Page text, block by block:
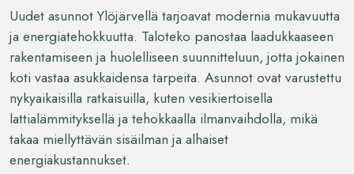
Uudet asunnot Ylöjärvellä tarjoavat modernia mukavuutta
ja energiatehokkuutta. Taloteko panostaa laadukkaaseen
rakentamiseen ja huolelliseen suunnitteluun, jotta jokainen
koti vastaa asukkaidensa tarpeita. Asunnot ovat varustettu
nykyaikaisilla ratkaisuilla, kuten vesikiertoisella
lattialämmityksellä ja tehokkaalla ilmanvaihdolla, mikä
takaa miellyttävän sisäilman ja alhaiset
energiakustannukset.